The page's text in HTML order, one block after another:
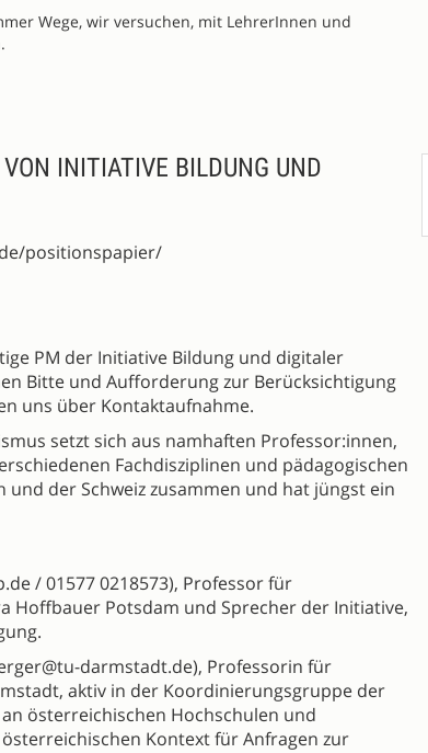
Wege, wir versuchen, mit LehrerInnen und
INITIATIVE BILDUNG UND
positionspapier/
PM der Initiative Bildung und digitaler
Bitte und Aufforderung zur Berücksichtigung
uns über Kontaktaufnahme.
setzt sich aus namhaften Professor:innen,
Fachdisziplinen und pädagogischen
der Schweiz zusammen und hat jüngst ein
/ 01577 0218573), Professor für
Hoffbauer Potsdam und Sprecher der Initiative,
darmstadt.de), Professorin für
aktiv in der Koordinierungsgruppe der
österreichischen Hochschulen und
Kontext für Anfragen zur